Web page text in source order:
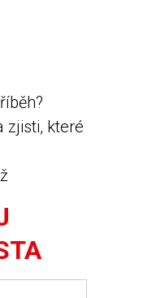
zjisti, které